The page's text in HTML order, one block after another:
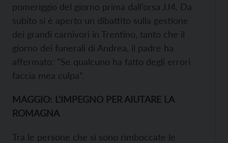
pomeriggio del giorno prima dall’orsa JJ4. Da
subito si è aperto un dibattito sulla gestione
dei grandi carnivori in Trentino, tanto che il
giorno dei funerali di Andrea, il padre ha
affermato: “Se qualcuno ha fatto degli errori
faccia mea culpa”.
MAGGIO: L’IMPEGNO PER AIUTARE LA
ROMAGNA
Tra le persone che si sono rimboccate le